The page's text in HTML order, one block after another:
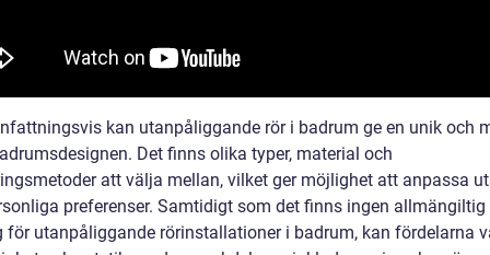
kan utanpåliggande rör i badrum ge en unik och
Det finns olika typer, material och
att välja mellan, vilket ger möjlighet att anpassa
preferenser. Samtidigt som det finns ingen allmängiltig
för utanpåliggande rörinstallationer i badrum, kan fördelarna